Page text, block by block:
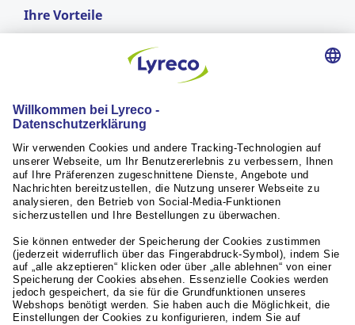
Ihre Vorteile
GRATIS LIEFERUNG
ab einem Bestellwert von CHF 50.-
Lieferung am nächsten Arbeitstag*
RÜCKGABERECHT
innerhalb von 30 Tagen
Weiterführende Links
Servicequalität
Aktuelles / Presse
Unsere Partner